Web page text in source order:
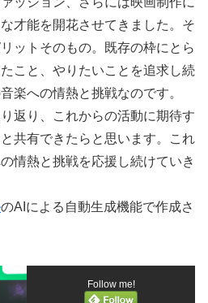
才能を開花させてきました。そ
ットそのもの。既存の枠にとら
こと、やりたいことを追求し続
楽への情熱と挑戦なのです。
返り、これからの活動に期待す
共有できたらと思います。これ
情熱と挑戦を応援し続けていき
のAIによる自動生成機能で作成さ
Follow me!